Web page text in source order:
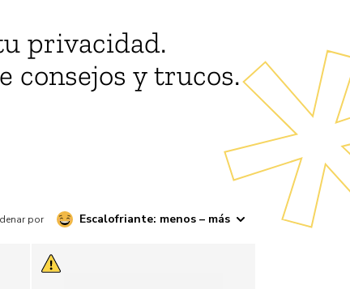
privacidad.
consejos y trucos.
por Escalofriante: menos – más